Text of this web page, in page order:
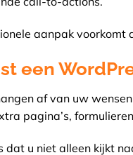
aanpak
een
af van uw
pagina’s,
dat u niet alleen kijkt